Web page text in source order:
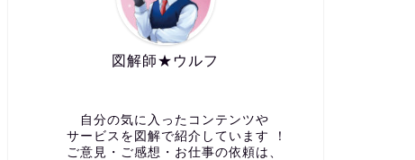
図解師★ウルフ
自分の気に入ったコンテンツや
サービスを図解で紹介しています ！
ご意見・ご感想・お仕事の依頼は、